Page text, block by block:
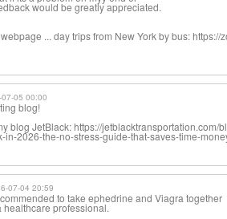
would be greatly appreciated.
... day trips from New York by bus:
05 00:00
blog!
blog JetBlack: https://jetblacktransportation.com/
in-2026-the-no-stress-guide-that-saves-time-
07-04 20:59
to take ephedrine and Viagra together
professional.